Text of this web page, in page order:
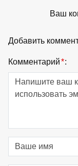
Ваш
Добавить
Комментарий*: